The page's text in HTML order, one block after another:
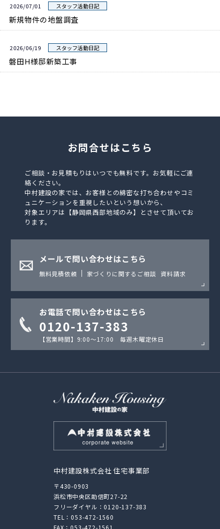
2026/07/01 スタッフ活動日記
新規物件の地盤調査
2026/06/19 スタッフ活動日記
磐田H様邸新築工事
お問合せはこちら
ご相談・お見積もりはいつでも無料です。お気軽にご連
絡ください。
中村建設の家では、お客様との綿密な打ち合わせやコミ
ュニケーションを重視したいという想いから、
対象エリアは【静岡県西部地域のみ】とさせて頂いてお
ります。
メールで問い合わせはこちら
無料見積依頼 家づくりに関するご相談 資料請求
お電話で問い合わせはこちら
0120-137-383
【営業時間】9:00〜17:00 毎週木曜定休日
中村建設株式会社 住宅事業部
〒430-0903
浜松市中央区助信町27-22
フリーダイヤル：0120-137-383
TEL：053-472-1560
FAX：053-472-1561